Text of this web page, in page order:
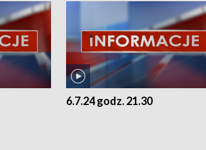
6.7.24 godz. 21.30